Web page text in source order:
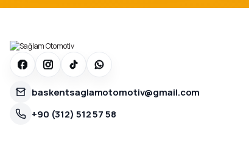
baskentsaglamotomotiv@gmail.com
+90 (312) 512 57 58